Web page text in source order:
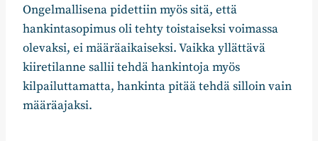
Ongelmallisena pidettiin myös sitä, että
hankintasopimus oli tehty toistaiseksi voimassa
olevaksi, ei määräaikaiseksi. Vaikka yllättävä
kiiretilanne sallii tehdä hankintoja myös
kilpailuttamatta, hankinta pitää tehdä silloin vain
määräajaksi.